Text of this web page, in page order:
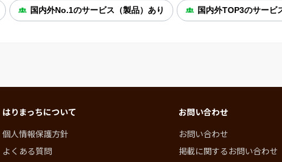
国内外No.1のサービス（製品）あり 国内外TOP3のサービ
はりまっちについて
個人情報保護方針
よくある質問
お問い合わせ
お問い合わせ
掲載に関するお問い合わせ